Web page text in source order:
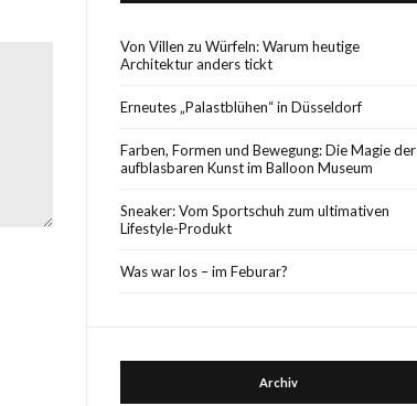
Von Villen zu Würfeln: Warum heutige
Architektur anders tickt
Erneutes „Palastblühen“ in Düsseldorf
Farben, Formen und Bewegung: Die Magie der
aufblasbaren Kunst im Balloon Museum
Sneaker: Vom Sportschuh zum ultimativen
Lifestyle-Produkt
Was war los – im Feburar?
Archiv